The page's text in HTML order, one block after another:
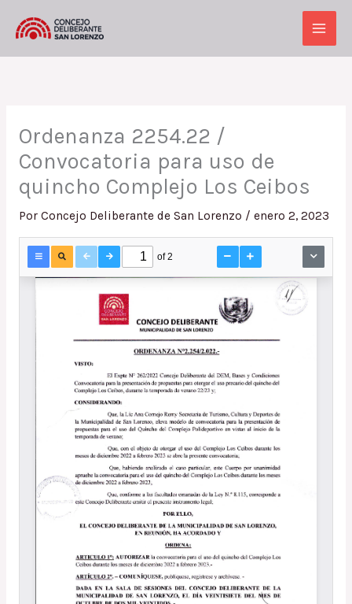
Main
Ordenanza 2254.22 /
Convocatoria para uso de
quincho Complejo Los Ceibos
Por Concejo Deliberante de San Lorenzo / enero 2, 2023